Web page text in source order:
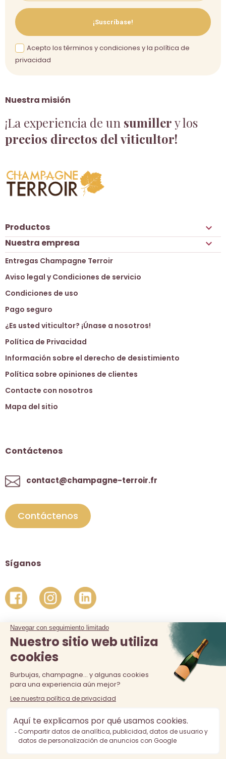
Nuestra misión
¡La experiencia de un sumillery los
precios directos del viticultor!
¡Suscríbase!
Acepto los términos y condiciones y la política de
privacidad
Productos 
Nuestra empresa 
Entregas Champagne Terroir
Aviso legal y Condiciones de servicio
Condiciones de uso
Pago seguro
¿Es usted viticultor? ¡Únase a nosotros!
Política de Privacidad
Información sobre el derecho de desistimiento
Política sobre opiniones de clientes
Contacte con nosotros
Mapa del sitio
Contáctenos
contact@champagne-terroir.fr
Contáctenos
Síganos
La venta de alcohol está prohibida a los menores de 18 años.
El consumo excesivo de alcohol es perjudicial para la salud,